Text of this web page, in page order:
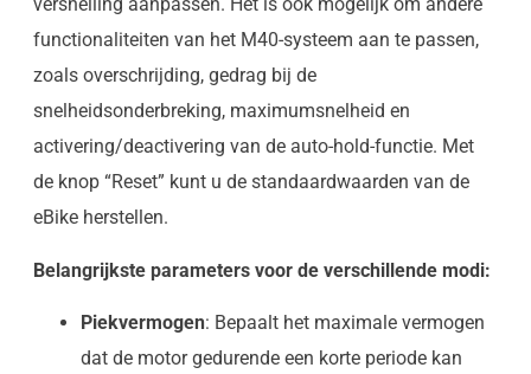
functionaliteiten van het M40-systeem aan te passen,
zoals overschrijding, gedrag bij de
snelheidsonderbreking, maximumsnelheid en
activering/deactivering van de auto-hold-functie. Met
de knop “Reset” kunt u de standaardwaarden van de
eBike herstellen.
Belangrijkste parameters voor de verschillende modi:
Piekvermogen: Bepaalt het maximale vermogen
dat de motor gedurende een korte periode kan